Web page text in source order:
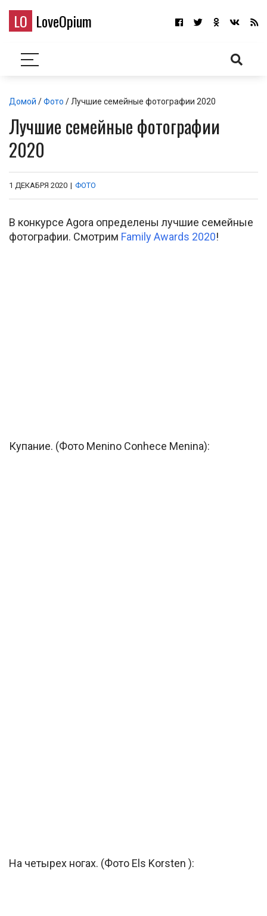
LO LoveOpium
Домой /Фото / Лучшие семейные фотографии 2020
Лучшие семейные фотографии
2020
1 ДЕКАБРЯ 2020 | ФОТО
В конкурсе Agora определены лучшие семейные
фотографии. Смотрим Family Awards 2020!
Купание. (Фото Menino Conhece Menina):
На четырех ногах. (Фото Els Korsten ):